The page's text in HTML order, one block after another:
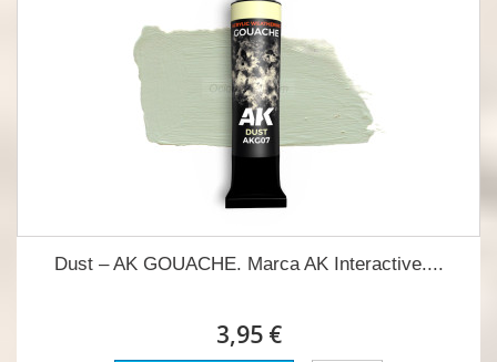
Dust – AK GOUACHE. Marca AK Interactive....
3,95 €